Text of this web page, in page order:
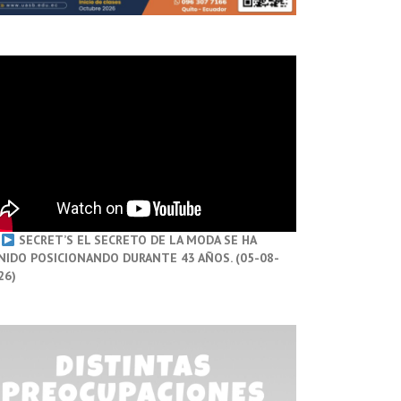
SECRET’S EL SECRETO DE LA MODA SE HA
POSICIONANDO DURANTE 43 AÑOS. (05-08-